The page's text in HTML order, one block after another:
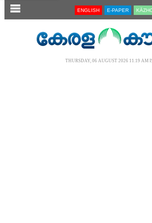
SECTIONS ENGLISH E-PAPER
THURSDAY, 06 AUGUST 2026 11.19 AM